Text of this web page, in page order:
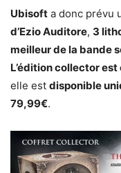
Ubisoft a donc prévu
d’Ezio Auditore, 3
meilleur de la bande
L’édition collector
elle est disponible
79,99€.